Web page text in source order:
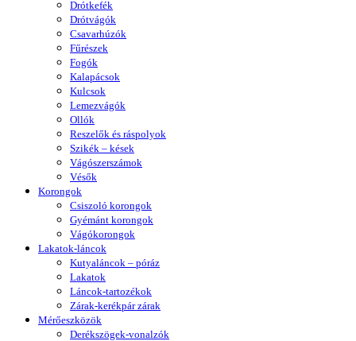
Drótkefék
Drótvágók
Csavarhúzók
Fűrészek
Fogók
Kalapácsok
Kulcsok
Lemezvágók
Ollók
Reszelők és ráspolyok
Szikék – kések
Vágószerszámok
Vésők
Korongok
Csiszoló korongok
Gyémánt korongok
Vágókorongok
Lakatok-láncok
Kutyaláncok – póráz
Lakatok
Láncok-tartozékok
Zárak-kerékpár zárak
Mérőeszközök
Derékszögek-vonalzók